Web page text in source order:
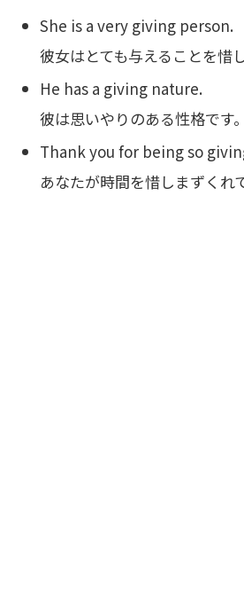
She is a very giving person.
彼女はとても与えることを惜
He has a giving nature.
彼は思いやりのある性格です。
Thank you for being so
あなたが時間を惜しまずくれ